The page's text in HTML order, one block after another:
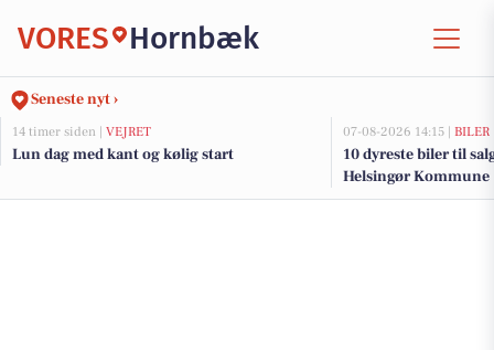
VORES Hornbæk
Seneste nyt ›
14 timer siden | VEJRET
Lun dag med kant og kølig start
07-08-2026 14:15 | BILER
10 dyreste biler til
Helsingør Kommune